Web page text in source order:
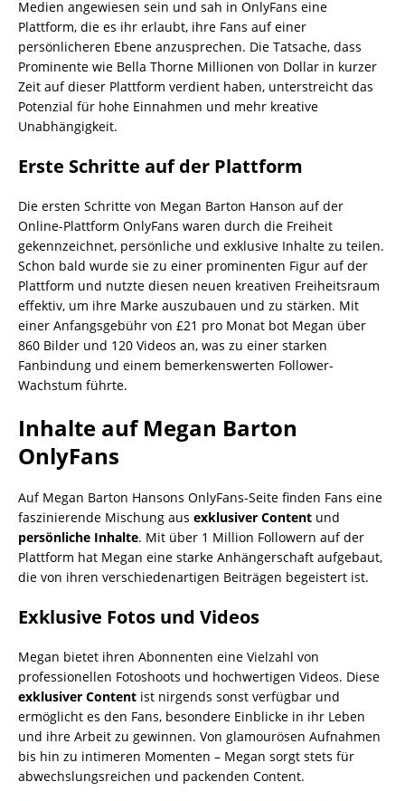
Medien angewiesen sein und sah in OnlyFans eine
Plattform, die es ihr erlaubt, ihre Fans auf einer
persönlicheren Ebene anzusprechen. Die Tatsache, dass
Prominente wie Bella Thorne Millionen von Dollar in kurzer
Zeit auf dieser Plattform verdient haben, unterstreicht das
Potenzial für hohe Einnahmen und mehr kreative
Unabhängigkeit.
Erste Schritte auf der Plattform
Die ersten Schritte von Megan Barton Hanson auf der
Online-Plattform OnlyFans waren durch die Freiheit
gekennzeichnet, persönliche und exklusive Inhalte zu teilen.
Schon bald wurde sie zu einer prominenten Figur auf der
Plattform und nutzte diesen neuen kreativen Freiheitsraum
effektiv, um ihre Marke auszubauen und zu stärken. Mit
einer Anfangsgebühr von £21 pro Monat bot Megan über
860 Bilder und 120 Videos an, was zu einer starken
Fanbindung und einem bemerkenswerten Follower-
Wachstum führte.
Inhalte auf Megan Barton
OnlyFans
Auf Megan Barton Hansons OnlyFans-Seite finden Fans eine
faszinierende Mischung aus exklusiver Content und
persönliche Inhalte. Mit über 1 Million Followern auf der
Plattform hat Megan eine starke Anhängerschaft aufgebaut,
die von ihren verschiedenartigen Beiträgen begeistert ist.
Exklusive Fotos und Videos
Megan bietet ihren Abonnenten eine Vielzahl von
professionellen Fotoshoots und hochwertigen Videos. Diese
exklusiver Content ist nirgends sonst verfügbar und
ermöglicht es den Fans, besondere Einblicke in ihr Leben
und ihre Arbeit zu gewinnen. Von glamourösen Aufnahmen
bis hin zu intimeren Momenten – Megan sorgt stets für
abwechslungsreichen und packenden Content.